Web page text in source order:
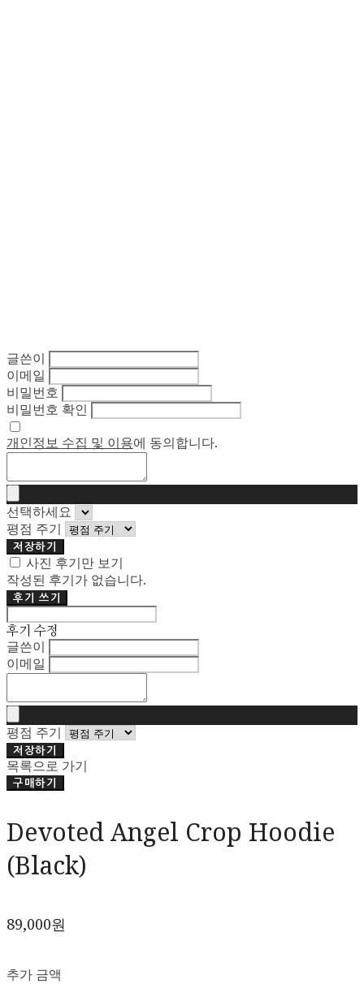
글쓴이
이메일
비밀번호
비밀번호 확인
개인정보 수집 및 이용에 동의합니다.
선택하세요
평점 주기
저장하기
사진 후기만 보기
작성된 후기가 없습니다.
후기 쓰기
후기 수정
글쓴이
이메일
평점 주기
저장하기
목록으로 가기
구매하기
Devoted Angel Crop Hoodie
(Black)
89,000원
추가 금액